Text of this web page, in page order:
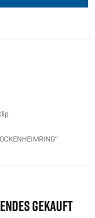
GEKAUFT